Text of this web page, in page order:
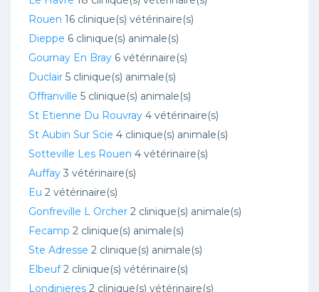
Rouen 16 clinique(s) vétérinaire(s)
Dieppe 6 clinique(s) animale(s)
Gournay En Bray 6 vétérinaire(s)
Duclair 5 clinique(s) animale(s)
Offranville 5 clinique(s) animale(s)
St Etienne Du Rouvray 4 vétérinaire(s)
St Aubin Sur Scie 4 clinique(s) animale(s)
Sotteville Les Rouen 4 vétérinaire(s)
Auffay 3 vétérinaire(s)
Eu 2 vétérinaire(s)
Gonfreville L Orcher 2 clinique(s) animale(s)
Fecamp 2 clinique(s) animale(s)
Ste Adresse 2 clinique(s) animale(s)
Elbeuf2 clinique(s) vétérinaire(s)
Londinieres 2 clinique(s) vétérinaire(s)